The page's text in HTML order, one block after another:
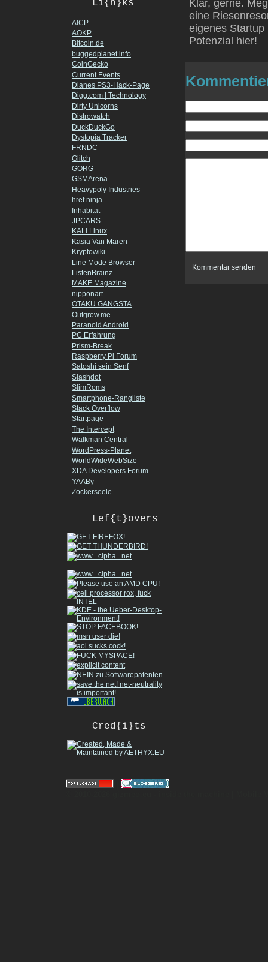
Li{n}ks
AICP
AOKP
Bitcoin.de
buggedplanet.info
CoinGecko
Current Events
Dianes PS3-Hack-Page
Digg.com | Technology
Dirty Unicorns
Distrowatch
DuckDuckGo
Dystopia Tracker
FRNDC
Glitch
GORG
GSMArena
Heavypoly Industries
href.ninja
Inhabitat
JPCARS
KALI Linux
Kasia Van Maren
Kryptowiki
Line Mode Browser
ListenBrainz
MAKE Magazine
nipponart
OTAKU GANGSTA
Outgrow.me
Paranoid Android
PC Erfahrung
Prism-Break
Raspberry Pi Forum
Satoshi sein Senf
Slashdot
SlimRoms
Smartphone-Rangliste
Stack Overflow
Startpage
The Intercept
Walkman Central
WordPress-Planet
WorldWideWebSize
XDA Developers Forum
YAABy
Zockerseele
Lef{t}overs
Cred{i}ts
Klar, gerne.
eine
eigenes
Potenzial hier!